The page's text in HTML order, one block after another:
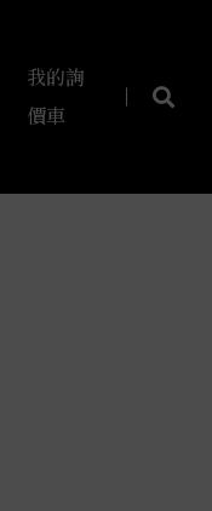
我的詢
價車